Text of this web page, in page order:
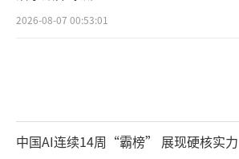
2026-08-07 00:53:01
中国AI连续14周“霸榜” 展现硬核实力